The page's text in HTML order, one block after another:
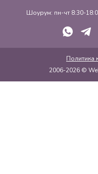
Шоурум: пн-чт 8:30-
2006-2026 ©
Политика